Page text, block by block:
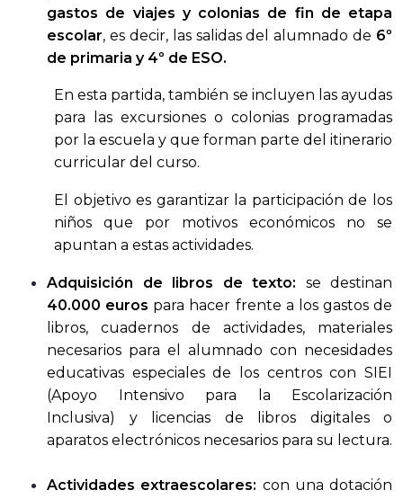
gastos de viajes y colonias de fin de etapa
escolar, es decir, las salidas del alumnado de 6º
de primaria y 4º de ESO.
En esta partida, también se incluyen las ayudas
para las excursiones o colonias programadas
por la escuela y que forman parte del itinerario
curricular del curso.
El objetivo es garantizar la participación de los
niños que por motivos económicos no se
apuntan a estas actividades.
Adquisición de libros de texto: se destinan
40.000 euros para hacer frente a los gastos de
libros, cuadernos de actividades, materiales
necesarios para el alumnado con necesidades
educativas especiales de los centros con SIEI
(Apoyo Intensivo para la Escolarización
Inclusiva) y licencias de libros digitales o
aparatos electrónicos necesarios para su lectura.
Actividades extraescolares: con una dotación